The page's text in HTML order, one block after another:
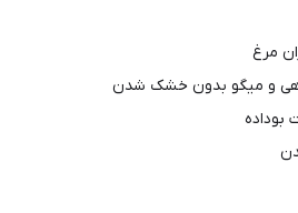
مرغ
و میگو بدون خشک شدن
بوداده